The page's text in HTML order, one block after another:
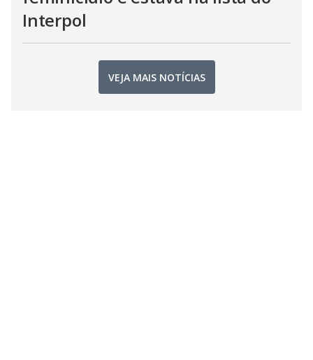
Interpol
VEJA MAIS NOTÍCIAS